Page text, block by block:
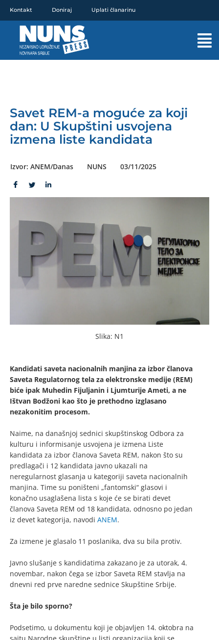
sadržaj
Kontakt Doniraj Uplati članarinu
Savet REM-a moguće za koji
dan: U Skupštini usvojena
izmena liste kandidata
Izvor: ANEM/Danas NUNS 03/11/2025
Slika: N1
Kandidati saveta nacionalnih manjina za izbor članova
Saveta Regulatornog tela za elektronske medije (REM)
biće ipak Muhedin Fijuljanin i Ljumturije Ameti, a ne
Ištvan Bodžoni kao što je prethodno izglasano
nezakonitim procesom.
Naime, na današnjoj sednici skupštinskog Odbora za
kulturu i informisanje usvojena je izmena Liste
kandidata za izbor članova Saveta REM, nakon što su
predlagači i 12 kandidata javno ukazali na
neregularnost glasanja u kategoriji saveta nacionalnih
manjina. Time su poništeni „fantomski“ glasovi i
konačno usaglašena lista s koje će se birati devet
članova Saveta REM od 18 kandidata, odnosno po jedan
iz devet kategorija, navodi ANEM.
Za izmene je glasalo 11 poslanika, dva su bila protiv.
Javno slušanje s kandidatima zakazano je za utorak, 4.
novembar, nakon čega se izbor Saveta REM stavlja na
dnevni red prve naredne sednice Skupštine Srbije.
Šta je bilo sporno?
Podsetimo, u dokumentu koji je objavljen 14. oktobra na